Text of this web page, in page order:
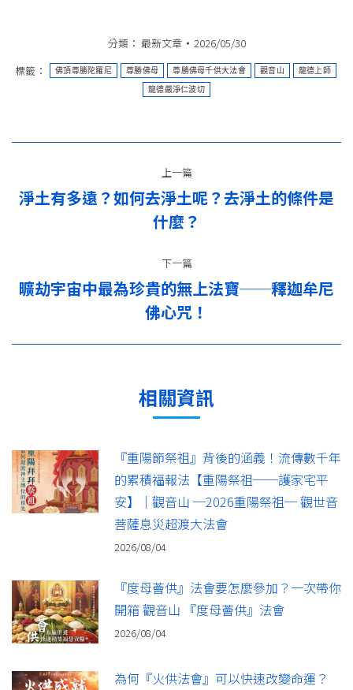
分類： 最新文章
2026/05/30
標籤：
佛頂尊勝陀羅尼 尊勝佛母 尊勝佛母千供大法會 觀音山 龍德上師
龍德嚴淨仁波切
章
上一篇
上
一
淨土有多遠？如何去淨土呢？去淨土的條件是
什麼？
下一篇
下
一
篇：
曠劫宇宙中最為珍貴的無上法寶──釋迦牟尼
佛心咒！
相關資訊
『重陽節祭祖』背後的涵義！流傳數千年
的累積福報法【重陽祭祖──護家宅平
安】｜觀音山 ─2026重陽祭祖─ 觀世音
菩薩息災超渡大法會
2026/08/04
『度母薈供』法會要怎麼參加？一次帶你
開箱 觀音山 『度母薈供』法會
2026/08/04
為何『火供法會』可以快速改變命運？